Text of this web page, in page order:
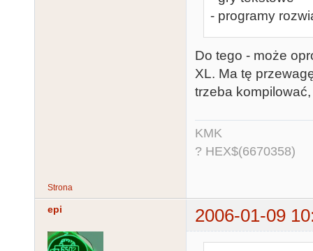
- programy
Do tego - może
XL. Ma tę
trzeba
KMK
? HEX$(6670358)
Strona
epi 2006-01-09